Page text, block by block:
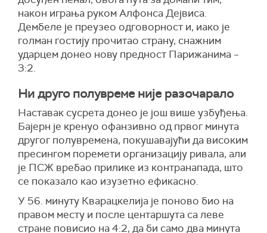
након играња руком Алфонса Дејвиса.
Дембеле је преузео одговорност и, иако је
голман гостију прочитао страну, снажним
ударцем донео нову предност Парижанима –
3:2.
Ни друго полувреме није разочарало
Наставак сусрета донео је још више узбуђења.
Бајерн је кренуо офанзивно од првог минута
другог полувремена, покушавајући да високим
пресингом поремети организацију ривала, али
је ПСЖ вребао прилике из контранапада, што
се показало као изузетно ефикасно.
У 56. минуту Кварацкелија је поново био на
правом месту и после центаршута са леве
стране повисио на 4:2, да би само два минута